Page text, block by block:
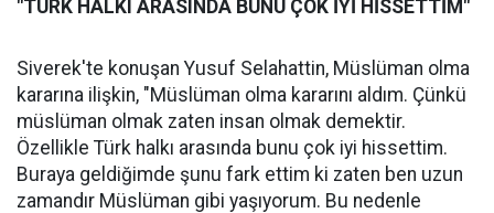
"TÜRK HALKI ARASINDA BUNU ÇOK İYİ HİSSETTİM"
Siverek'te konuşan Yusuf Selahattin, Müslüman olma
kararına ilişkin, "Müslüman olma kararını aldım. Çünkü
müslüman olmak zaten insan olmak demektir.
Özellikle Türk halkı arasında bunu çok iyi hissettim.
Buraya geldiğimde şunu fark ettim ki zaten ben uzun
zamandır Müslüman gibi yaşıyorum. Bu nedenle